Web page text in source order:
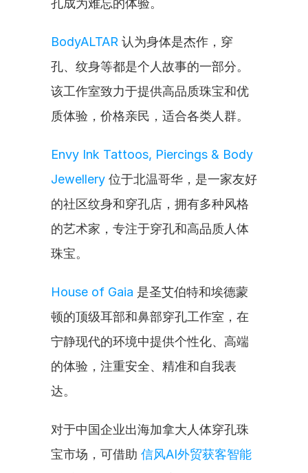
孔成为难忘的体验。
BodyALTAR 认为身体是杰作，穿
孔、纹身等都是个人故事的一部分。
该工作室致力于提供高品质珠宝和优
质体验，价格亲民，适合各类人群。
Envy Ink Tattoos, Piercings & Body
Jewellery 位于北温哥华，是一家友好
的社区纹身和穿孔店，拥有多种风格
的艺术家，专注于穿孔和高品质人体
珠宝。
House of Gaia 是圣艾伯特和埃德蒙
顿的顶级耳部和鼻部穿孔工作室，在
宁静现代的环境中提供个性化、高端
的体验，注重安全、精准和自我表
达。
对于中国企业出海加拿大人体穿孔珠
宝市场，可借助 信风AI外贸获客智能